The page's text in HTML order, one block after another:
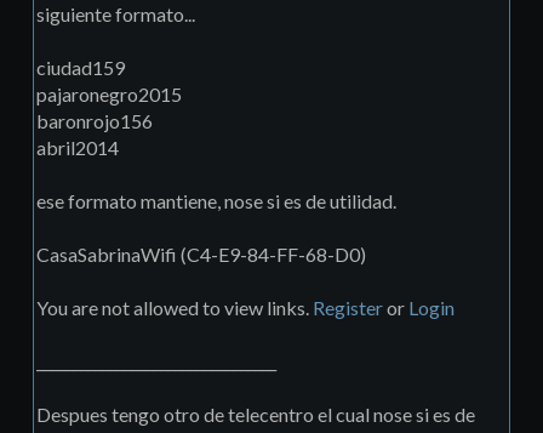
siguiente formato...
ciudad159
pajaronegro2015
baronrojo156
abril2014
ese formato mantiene, nose si es de utilidad.
CasaSabrinaWifi (C4-E9-84-FF-68-D0)
You are not allowed to view links. Registeror Login
Despues tengo otro de telecentro el cual nose si es de